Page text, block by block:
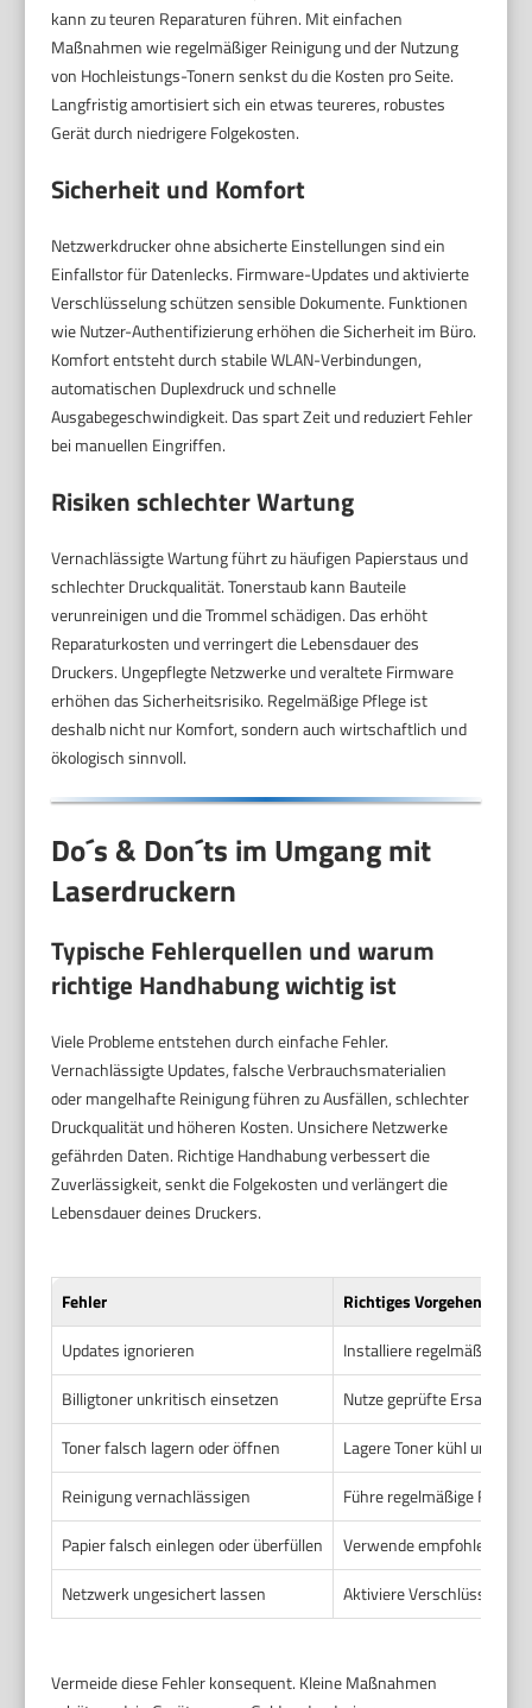
kann zu teuren Reparaturen führen. Mit einfachen
Maßnahmen wie regelmäßiger Reinigung und der Nutzung
von Hochleistungs-Tonern senkst du die Kosten pro Seite.
Langfristig amortisiert sich ein etwas teureres, robustes
Gerät durch niedrigere Folgekosten.
Sicherheit und Komfort
Netzwerkdrucker ohne absicherte Einstellungen sind ein
Einfallstor für Datenlecks. Firmware-Updates und aktivierte
Verschlüsselung schützen sensible Dokumente. Funktionen
wie Nutzer-Authentifizierung erhöhen die Sicherheit im Büro.
Komfort entsteht durch stabile WLAN-Verbindungen,
automatischen Duplexdruck und schnelle
Ausgabegeschwindigkeit. Das spart Zeit und reduziert Fehler
bei manuellen Eingriffen.
Risiken schlechter Wartung
Vernachlässigte Wartung führt zu häufigen Papierstaus und
schlechter Druckqualität. Tonerstaub kann Bauteile
verunreinigen und die Trommel schädigen. Das erhöht
Reparaturkosten und verringert die Lebensdauer des
Druckers. Ungepflegte Netzwerke und veraltete Firmware
erhöhen das Sicherheitsrisiko. Regelmäßige Pflege ist
deshalb nicht nur Komfort, sondern auch wirtschaftlich und
ökologisch sinnvoll.
Do´s & Don´ts im Umgang mit
Laserdruckern
Typische Fehlerquellen und warum
richtige Handhabung wichtig ist
Viele Probleme entstehen durch einfache Fehler.
Vernachlässigte Updates, falsche Verbrauchsmaterialien
oder mangelhafte Reinigung führen zu Ausfällen, schlechter
Druckqualität und höheren Kosten. Unsichere Netzwerke
gefährden Daten. Richtige Handhabung verbessert die
Zuverlässigkeit, senkt die Folgekosten und verlängert die
Lebensdauer deines Druckers.
Fehler
Richtiges Vorgehen
Updates ignorieren
Installiere regelmäßig
Billigtoner unkritisch einsetzen
Nutze geprüfte
Toner falsch lagern oder öffnen
Lagere Toner kühl und
Reinigung vernachlässigen
Führe regelmäßige
Papier falsch einlegen oder überfüllen
Verwende empfohlenes
Netzwerk ungesichert lassen
Aktiviere
Vermeide diese Fehler konsequent. Kleine Maßnahmen